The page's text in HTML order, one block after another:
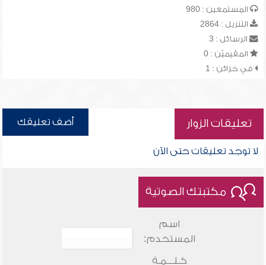
المستمعين : 980
التنزيل : 2864
الرسائل : 3
المقيميّن : 0
في خزائن : 1
تعليقات الزوار أضف تعليقك
لا توجد تعليقات حتى الآن
مكتبتك الصوتية
اسم
المستخدم:
كـلـــمـة